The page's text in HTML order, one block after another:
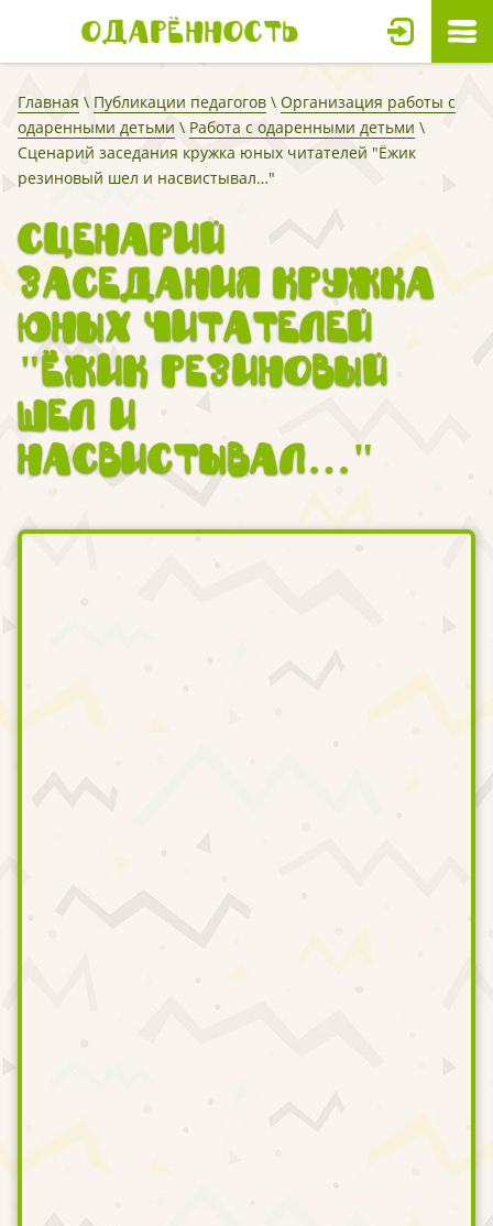
Одарённость
Главная \ Публикации педагогов \ Организация работы с
одаренными детьми \ Работа с одаренными детьми \
Сценарий заседания кружка юных читателей "Ёжик
резиновый шел и насвистывал…"
Сценарий
заседания кружка
юных читателей
"Ёжик резиновый
шел и
насвистывал…"